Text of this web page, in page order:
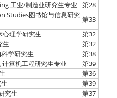
工业/制造业研究生专业
第28
Studies图书馆与信息研究 第33
心理学研究生
第32
生
第32
学研究生
第38
算机工程研究生专业
第39
第36
第39
究生
第37